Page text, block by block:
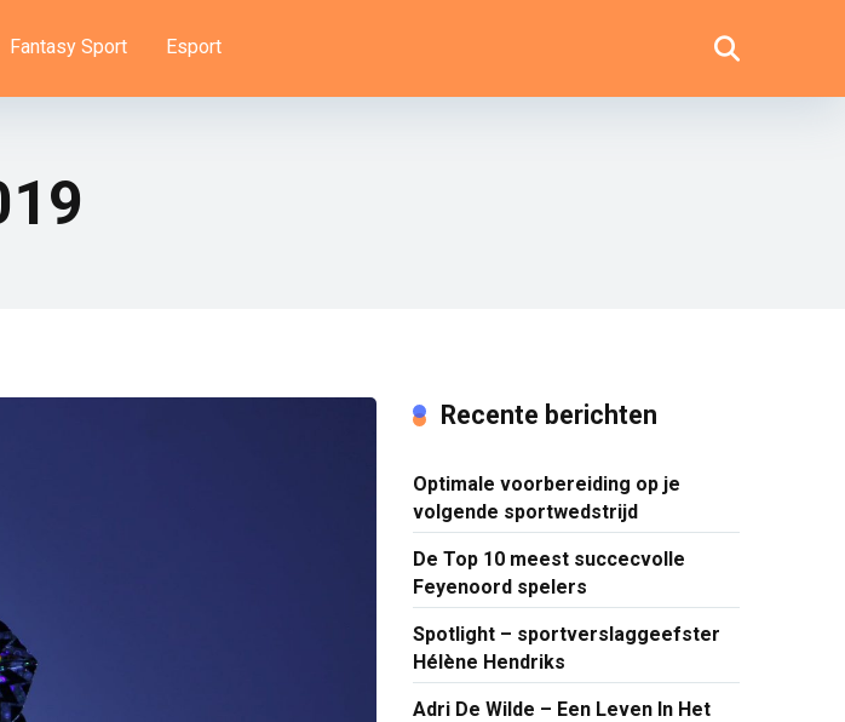
Fantasy Sport Esport
Recente berichten
Optimale voorbereiding op je
volgende sportwedstrijd
De Top 10 meest succecvolle
Feyenoord spelers
Spotlight – sportverslaggeefster
Hélène Hendriks
Adri De Wilde – Een Leven In Het